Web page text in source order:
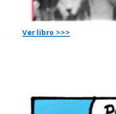
Ver libro >>>